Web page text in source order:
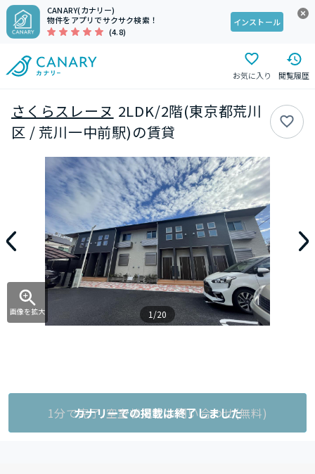
CANARY(カナリー)
物件をアプリでサクサク検索！
(4.8)
インストール
お気に入り 閲覧履歴
さくらスレーヌ 2LDK/2階(東京都荒川
区 / 荒川一中前駅)の賃貸
画像を拡大 1/20
1分で完了!空室状況をお問い合わせ(無料)
カナリーでの掲載は終了しました